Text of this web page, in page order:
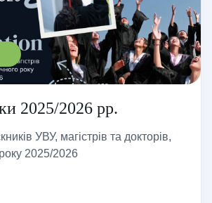
2025/2026 рр.
УВУ, магістрів та докторів,
2025/2026